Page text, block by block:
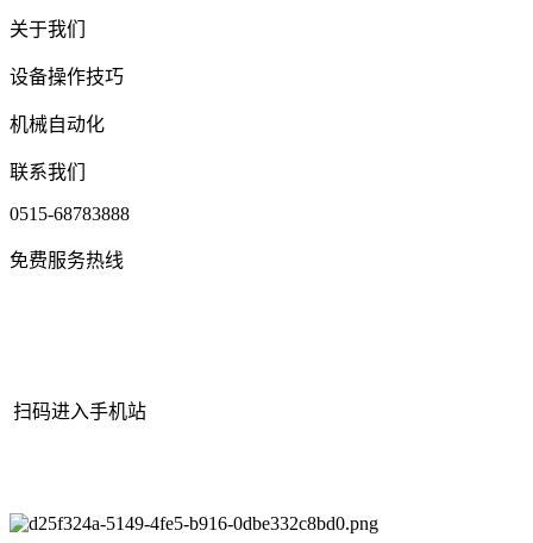
关于我们
设备操作技巧
机械自动化
联系我们
0515-68783888
免费服务热线
扫码进入手机站